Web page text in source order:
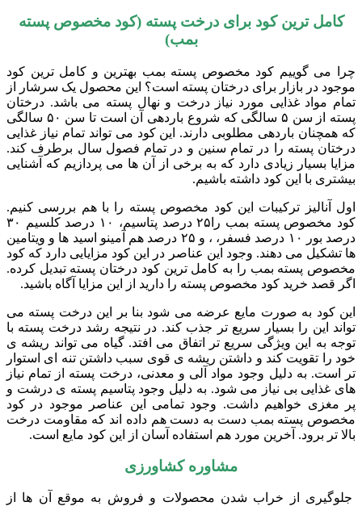
کامل ترین کود برای درخت پسته (کود مخصوص پسته
بمب)
چرا می گوییم کود مخصوص پسته بمب بهترین و کامل ترین کود
موجود در بازار برای درختان پسته است؟ این محصول یک سرشار از
تمام مواد غذایی مورد نیاز درخت و نهال پسته می باشد. درختان
پسته از سن ۵ سالگی که شروع باردهی آن است تا سن ۵۰ سالگی
که همچنان باردهی مطلوبی دارند. این کود می تواند تمام نیاز غذایی
درختان پسته را در تمام سنین و در تمام فصول سال برطرف کند.
مزایا بسیار زیادی دارد که به برخی از آن ها می پردازیم که آشنایی
بیشتری با این کود داشته باشیم.
اول آنالیز ترکیبات این کود مخصوص پسته را با هم بررسی کنیم.
کود مخصوص پسته بمب را۲۵ درصد پتاسیم، ۱۰ درصد کلسیم ۳۰
درصد بور ۱۰ درصد فسفر، ، و ۲۵ درصد هم آمینو اسید ها و ویتامین
ها تشکیل می دهند. وجود این عناصر در این کود مزایایی دارد که کود
مخصوص پسته بمب را به کامل ترین کود درختان پسته تبدیل کرده.
اگر قصد خرید کود مخصوص پسته را دارید از این مزایا آگاه باشید.
این کود به صورت مایع عرضه می شود بنا بر این درخت پسته می
تواند این را بسیار سریع تر جذب کند. در نتیجه رشد درخت پسته با
توجه به این ویژگی سریع تر اتفاق می افتد. گیاه می تواند ریشه ی
خود را تقویت کند و داشتن ریشه ی قوی سبب داشتن تنه ای استوار
تر است. به دلیل وجود مواد آلی و معدنی، درخت پسته از تمام نیاز
های غذایی بی نیاز می شود. به دلیل وجود پتاسیم پسته ی درشت و
پر مغزی خواهیم داشت. وجود تمامی این عناصر موجود در کود
مخصوص پسته بمب دست به دست هم داده اند که مقاومت درخت
بالا تر برود. آخرین مورد هم استفاده آسان از این کود مایع است.
مشاوره کشاورزی
جلوگیری از خراب شدن محصولات و فروش به موقع آن ها از